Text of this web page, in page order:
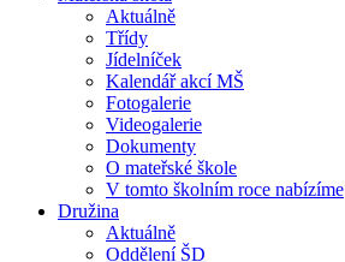
Aktuálně
Třídy
Jídelníček
Kalendář akcí MŠ
Fotogalerie
Videogalerie
Dokumenty
O mateřské škole
V tomto školním roce nabízíme
Družina
Aktuálně
Oddělení ŠD